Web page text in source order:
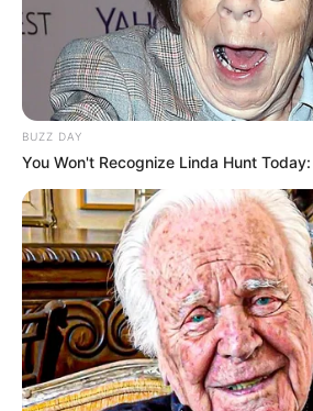
BUZZ DAY
You Won't Recognize Linda Hunt